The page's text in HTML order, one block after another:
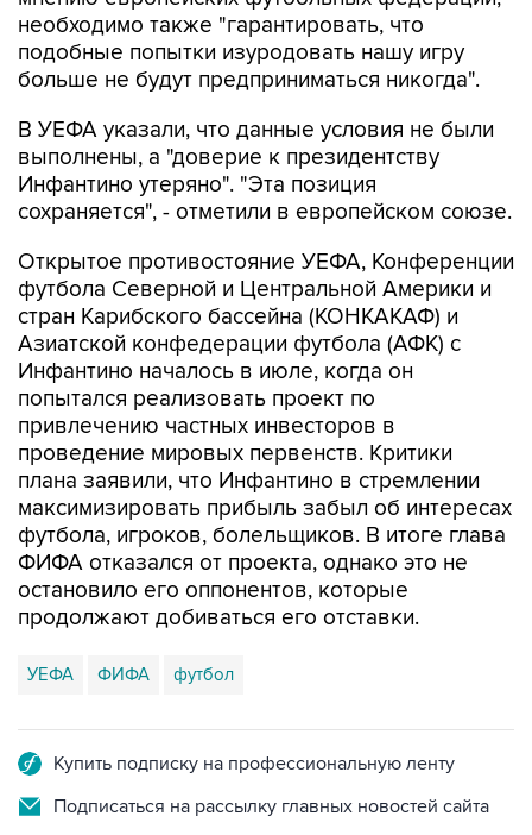
необходимо также "гарантировать, что
подобные попытки изуродовать нашу игру
больше не будут предприниматься никогда".
В УЕФА указали, что данные условия не были
выполнены, а "доверие к президентству
Инфантино утеряно". "Эта позиция
сохраняется", - отметили в европейском союзе.
Открытое противостояние УЕФА, Конференции
футбола Северной и Центральной Америки и
стран Карибского бассейна (КОНКАКАФ) и
Азиатской конфедерации футбола (АФК) с
Инфантино началось в июле, когда он
попытался реализовать проект по
привлечению частных инвесторов в
проведение мировых первенств. Критики
плана заявили, что Инфантино в стремлении
максимизировать прибыль забыл об интересах
футбола, игроков, болельщиков. В итоге глава
ФИФА отказался от проекта, однако это не
остановило его оппонентов, которые
продолжают добиваться его отставки.
УЕФА ФИФА футбол
Купить подписку на профессиональную ленту
Подписаться на рассылку главных новостей сайта